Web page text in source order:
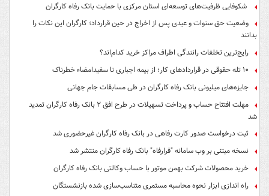
شکوفایی ظرفیت‌های توسعه‌ای استان مرکزی با حمایت بانک رفاه کارگران
وضعیت حق سنوات و عیدی پس از اخراج در حین قرارداد؛ کارگران این نکات را
بدانند
رایج‌ترین تخلفات رانندگی اطراف مراکز خرید کدام‌اند؟
۱۰ تله حقوقی در قراردادهای کار؛ از بیمه اجباری تا سفیدامضاء خطرناک
جایزه‌های میلیونی بانک رفاه کارگران در طی مسابقات جام جهانی
مهلت افتتاح حساب و پرداخت تسهیلات در طرح افق ۲ بانک رفاه کارگران تمدید
شد
ثبت درخواست صدور کارت رفاهی در بانک رفاه کارگران غیرحضوری شد
نسخه مبتنی بر وب سامانه "فرارفاه" بانک رفاه کارگران منتشر شد
خرید محصولات شرکت بهمن موتور با حساب وکالتی بانک رفاه کارگران
راه اندازی ابزار نحوه محاسبه مستمری متناسب‌سازی شده بازنشستگان